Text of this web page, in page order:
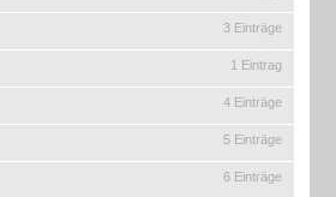
3 Einträge
1 Eintrag
4 Einträge
5 Einträge
6 Einträge